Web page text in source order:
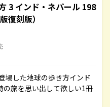
3 インド・ネパール 198
復刻版）
場した地球の歩き方インド
旅を思い出して欲しい1冊